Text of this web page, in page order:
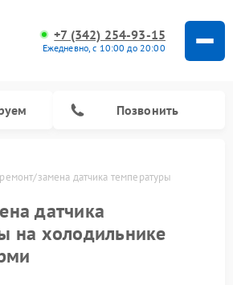
+7 (342) 254-93-15
Ежедневно, с 10:00 до 20:00
Позвонить
замена датчика температуры
датчика
на холодильнике